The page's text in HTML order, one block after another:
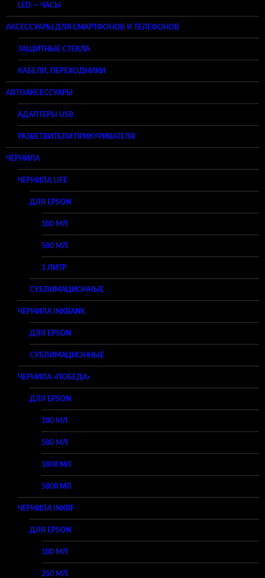
LED — ЧАСЫ
АКСЕССУАРЫ ДЛЯ СМАРТФОНОВ И ТЕЛЕФОНОВ
ЗАЩИТНЫЕ СТЕКЛА
КАБЕЛИ, ПЕРЕХОДНИКИ
АВТОАКСЕССУАРЫ
АДАПТЕРЫ USB
РАЗВЕТВИТЕЛИ ПРИКУРИВАТЕЛЯ
ЧЕРНИЛА
ЧЕРНИЛА LIFE
ДЛЯ EPSON
100 МЛ
500 МЛ
1 ЛИТР
СУБЛИМАЦИОННЫЕ
ЧЕРНИЛА INKBANK
ДЛЯ EPSON
СУБЛИМАЦИОННЫЕ
ЧЕРНИЛА «ПОБЕДА»
ДЛЯ EPSON
100 МЛ
500 МЛ
1000 МЛ
5000 МЛ
ЧЕРНИЛА INKRF
ДЛЯ EPSON
100 МЛ
250 МЛ